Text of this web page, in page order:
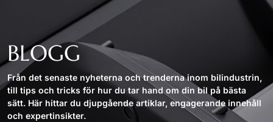
BLOGG
Från det senaste nyheterna och trenderna inom bilindustrin,
till tips och tricks för hur du tar hand om din bil på bästa
sätt. Här hittar du djupgående artiklar, engagerande innehåll
och expertinsikter.